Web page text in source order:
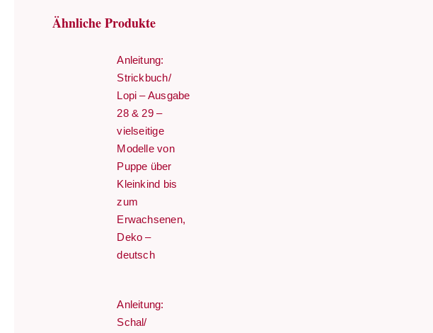
Ähnliche Produkte
Anleitung:
Strickbuch/
Lopi – Ausgabe
28 & 29 –
vielseitige
Modelle von
Puppe über
Kleinkind bis
zum
Erwachsenen,
Deko –
deutsch
Anleitung:
Schal/